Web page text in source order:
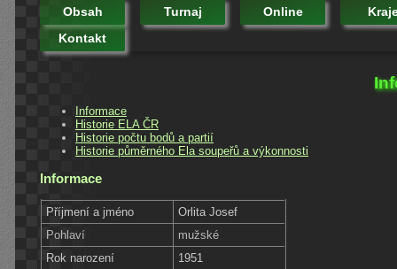
Obsah Turnaj Online
Kontakt
Informace
Historie ELA ČR
Historie počtu bodů a partií
Historie půměrného Ela soupeřů a výkonnosti
Informace
Příjmení a jméno
Orlita Josef
Pohlaví
mužské
Rok narození
1951